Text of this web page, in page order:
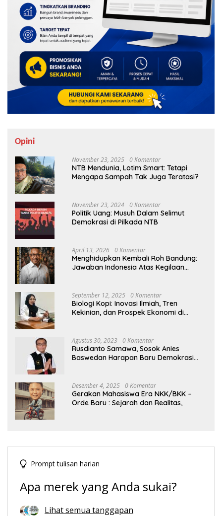
Opini
November 23, 2025 0 Komentar
NTB Mendunia, Lotim Smart: Tetapi
Mengapa Sampah Tak Juga Teratasi?
November 23, 2024 0 Komentar
Politik Uang: Musuh Dalam Selimut
Demokrasi di Pilkada NTB
April 13, 2026 0 Komentar
Menghidupkan Kembali Roh Bandung:
Jawaban Indonesia Atas Kegilaan
September 12, 2025 0 Komentar
Biologi Kopi: Inovasi Ilmiah, Tren
Kekinian, dan Prospek Ekonomi di
Agustus 30, 2023 0 Komentar
Rusdianto Samawa, Sosok Anies
Baswedan Harapan Baru Demokrasi
Desember 4, 2025 0 Komentar
Gerakan Mahasiswa Era NKK/BKK –
Orde Baru : Sejarah dan Realitas,
Prompt tulisan harian
Apa merek yang Anda sukai?
Lihat semua tanggapan